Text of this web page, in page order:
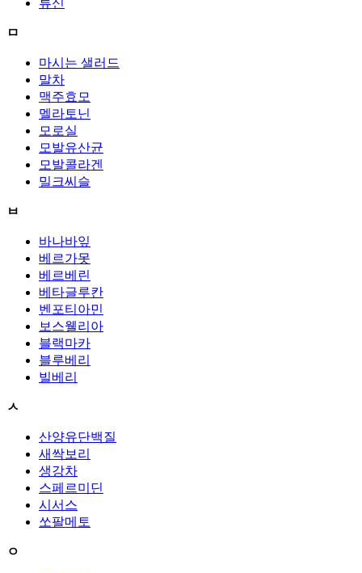
ㅁ
마시는 샐러드
말차
맥주효모
멜라토닌
모로실
모발유산균
모발콜라겐
밀크씨슬
ㅂ
바나바잎
베르가못
베르베린
베타글루칸
벤포티아민
보스웰리아
블랙마카
블루베리
빌베리
ㅅ
산양유단백질
새싹보리
생강차
스페르미딘
시서스
쏘팔메토
ㅇ